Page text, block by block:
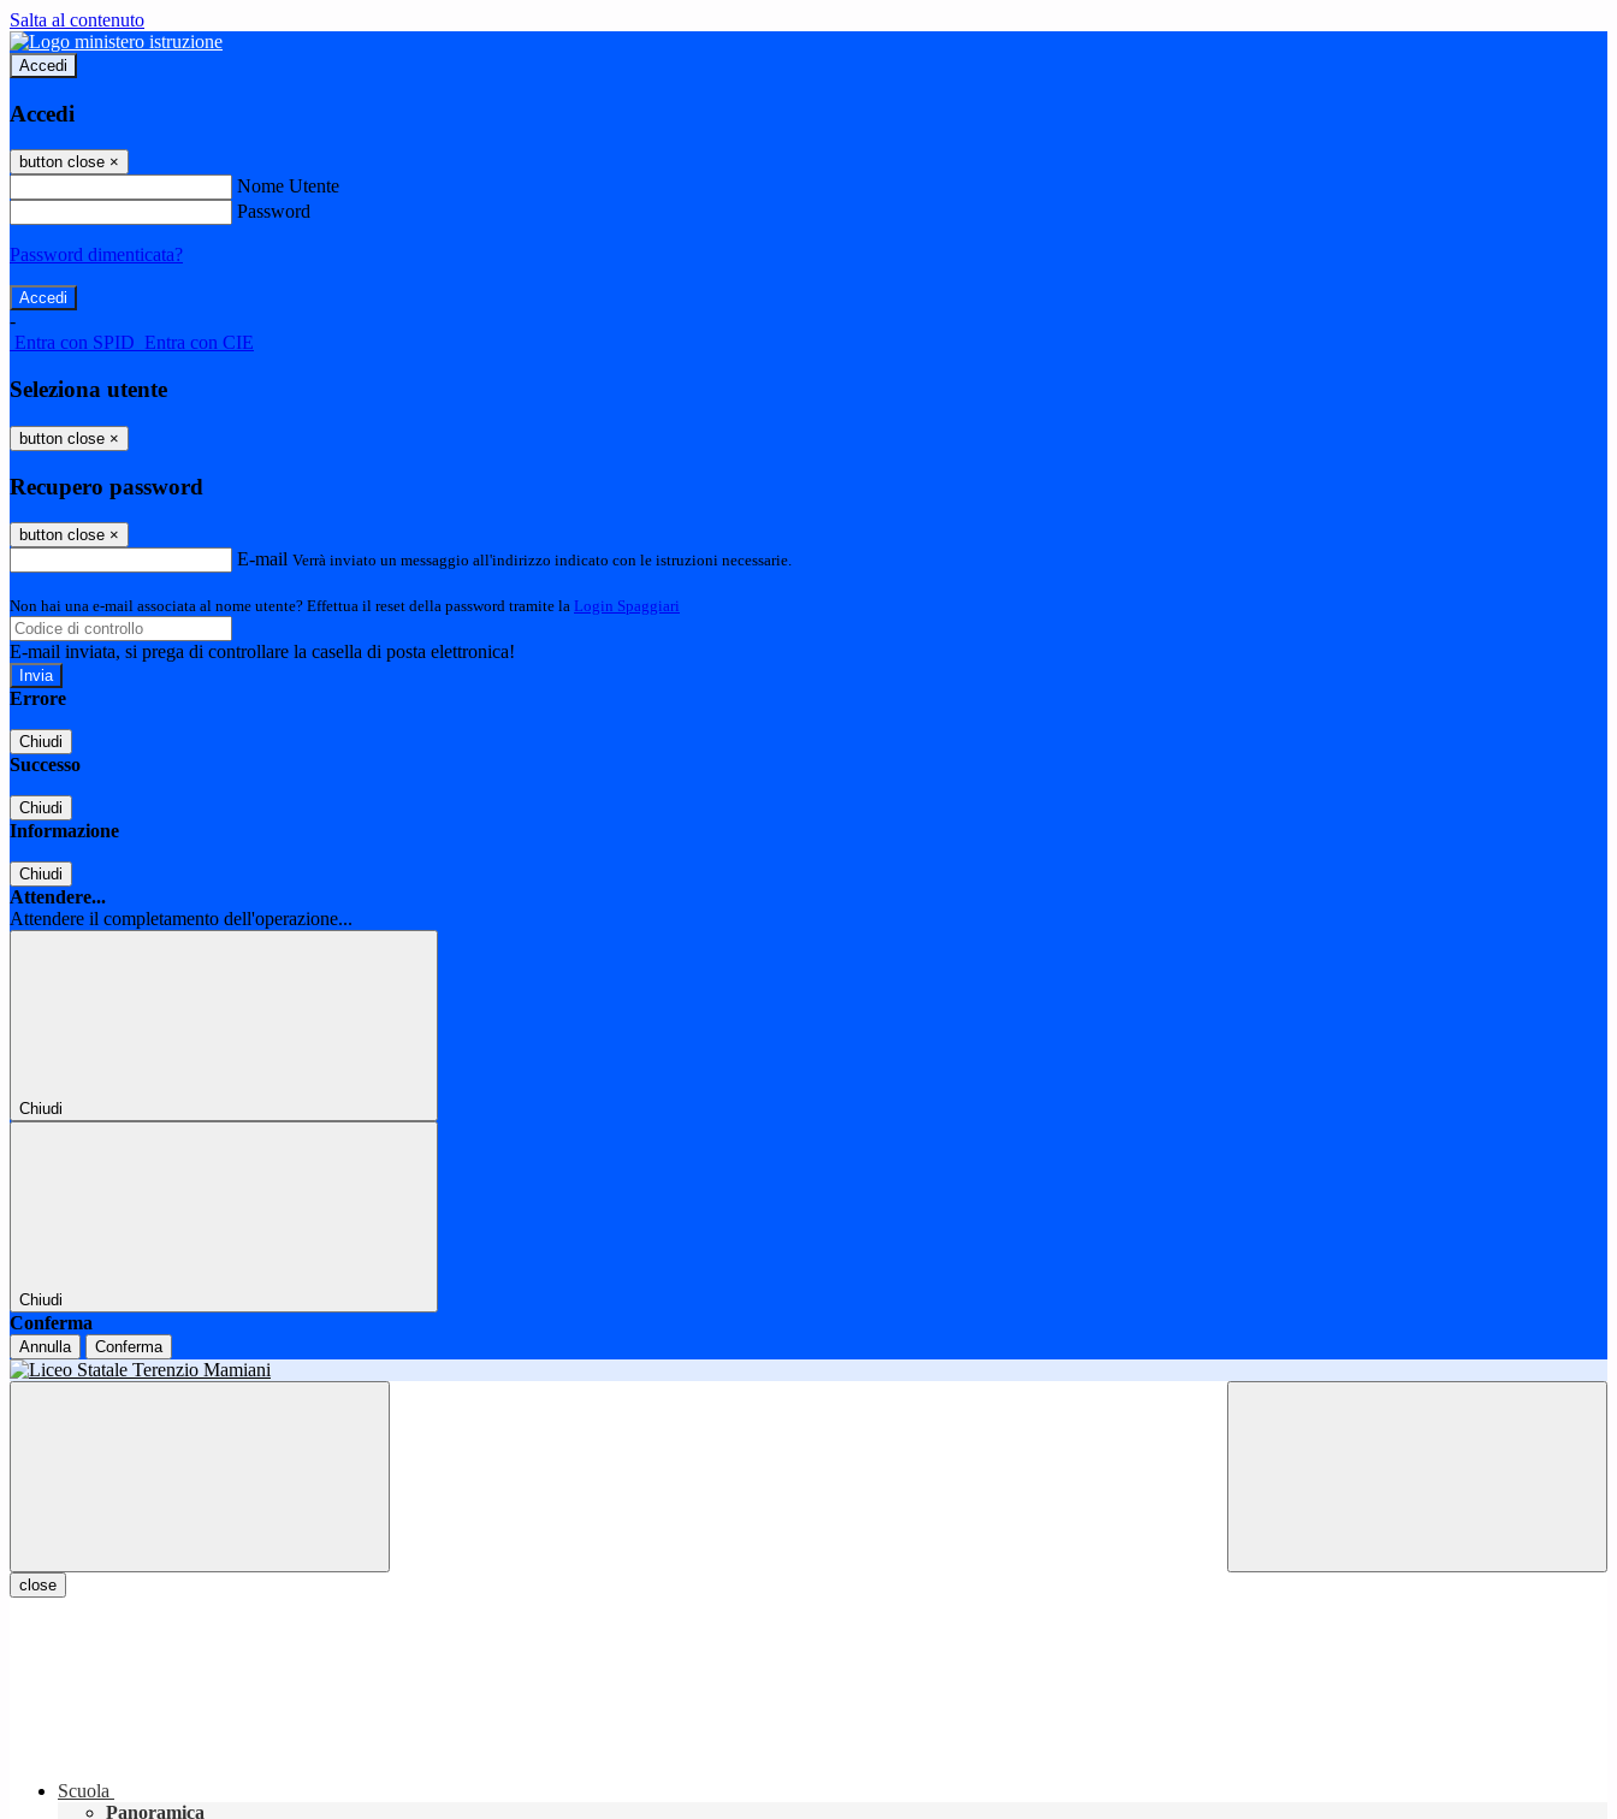
Salta al contenuto
Accedi
Accedi
button close ×
Nome Utente
Password
Password dimenticata?
-
Entra con SPID Entra con CIE
Seleziona utente
button close ×
Recupero password
button close ×
E-mail Verrà inviato un messaggio all'indirizzo indicato con le istruzioni necessarie.
Non hai una e-mail associata al nome utente? Effettua il reset della password tramite la Login Spaggiari
E-mail inviata, si prega di controllare la casella di posta elettronica!
Errore
Chiudi
Successo
Chiudi
Informazione
Chiudi
Attendere...
Attendere il completamento dell'operazione...
Chiudi
Chiudi
Conferma
Annulla Conferma
close
Scuola
Panoramica